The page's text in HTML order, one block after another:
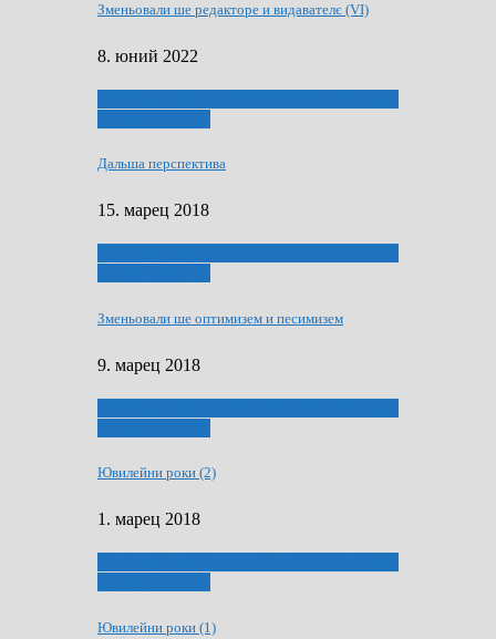
Зменьовали ше редакторе и видавателє (VI)
8. юний 2022
Дальша перспектива
15. марец 2018
Зменьовали ше оптимизем и песимизем
9. марец 2018
Ювилейни роки (2)
1. марец 2018
Ювилейни роки (1)